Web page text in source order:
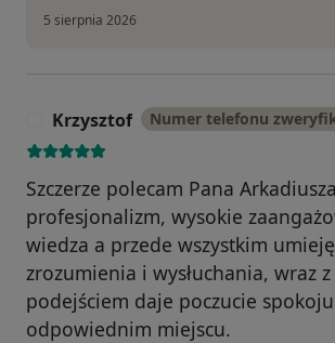
5 sierpnia 2026
Krzysztof Numer telefonu
Szczerze polecam Pana
profesjonalizm, wysokie
wiedza a przede wszystkim
zrozumienia i wysłuchania, wraz z
podejściem daje poczucie
odpowiednim miejscu.